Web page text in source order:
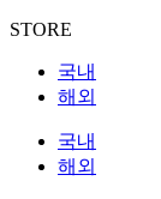
STORE
국내
해외
국내
해외